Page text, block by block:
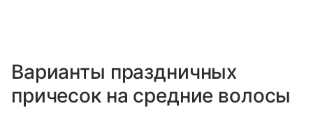
Варианты праздничных
причесок на средние волосы